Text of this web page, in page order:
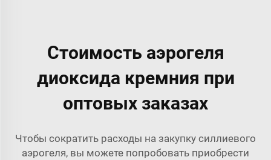
Стоимость аэрогеля
диоксида кремния при
оптовых заказах
Чтобы сократить расходы на закупку силлиевого
аэрогеля, вы можете попробовать приобрести